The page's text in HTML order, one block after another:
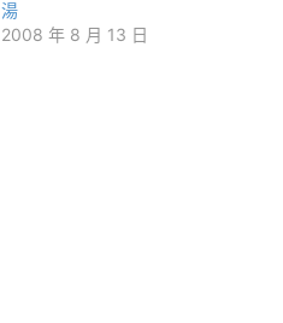
湯
2008 年 8 月 13 日